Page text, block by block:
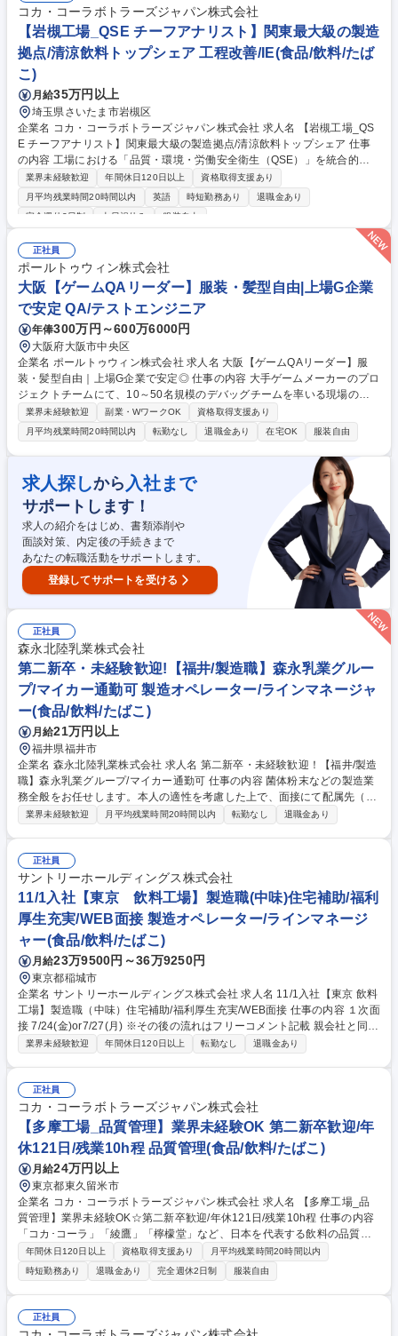
■栽培計画の策定/実行 ■栽培管理(水やり/施肥/病害虫対策等) ■スタッフ管
理/労務管理/教育 ■生産物の品質管理/出荷調整 ■事業運営に関わる管理業
務全般 募集職種 【茨城県筑西市/イチゴ栽培責任者】子会社の実務責任者/
プライム上場
コカ・コーラボトラーズジャパン株式会社
【岩槻工場_QSE チーフアナリスト】関東最大級の製造
拠点/清涼飲料トップシェア 工程改善/IE(食品/飲料/たば
こ)
月給35万円以上
埼玉県さいたま市岩槻区
企業名 コカ・コーラボトラーズジャパン株式会社 求人名 【岩槻工場_QS
E チーフアナリスト】関東最大級の製造拠点/清涼飲料トップシェア 仕事
の内容 工場における「品質・環境・労働安全衛生（QSE）」を統合的に
マネジメントする役割をお任せします。QSE部長の補佐として、拠点全体
の管理体制の統制および改善をリードし、安定した工場運営と継続的なレ
ベル向上 を推進していただきます。 【詳細】■QSEマネジメントの運用リ
運用管理 ■コンプライアンス・法令対応:食品安全、GMP、環境、労働安
全衛生に関する法令対応の実務リード ■品質・安全課題の分析および是正
推進:品質問題や顧客指摘に対する原因分析および是正処置の取りまとめ ■
KPIマネジメント・改善活動の推進■専門性を軸とした組織貢献 募集職種
【岩槻工場_QSE チーフアナリスト】関東最大級の製造拠点/清涼飲料トッ
プシェア
業界未経験歓迎 年間休日120日以上
資格取得支援あり
月平均残業時間20時間以内
英語 時短勤務あり
退職金あり
完全週休2日制
土日祝休み 服装自由
正社員
ポールトゥウィン株式会社
大阪【ゲームQAリーダー】服装・髪型自由|上場G企業
で安定 QA/テストエンジニア
年俸300万円～600万6000円
大阪府大阪市中央区
企業名 ポールトゥウィン株式会社 求人名 大阪【ゲームQAリーダー】服
装・髪型自由｜上場G企業で安定◎ 仕事の内容 大手ゲームメーカーのプロ
ジェクトチームにて、10～50名規模のデバッグチームを率いる現場の司
令塔（リーダー）です。実際のゲームプレイはほぼなく、テスト計画策定
や進捗管理、顧客折衝等の管理業務を担います。 【具体的なミッション】
■チーム牽引:メンバーの育成や指導、適切なタスク配置 ■プロジェクト推
進:テスト計画の策定、見積もり作成、進捗管理、顧客との折衝 ■品質設
計:顧客企業と合意した方針に基づき、最適なテスト実行計画を提案 【入
社後の流れ】入社後はテスター業務を学び、実務知識を身につける研修か
らスタート。その後は先輩リーダーによるOJTでじっくりと業務理解を深
められます。 募集職種 大阪【ゲームQAリーダー】服装・髪型自由｜上場
G企業で安定◎
業界未経験歓迎 副業・WワークOK
資格取得支援あり
月平均残業時間20時間以内
転勤なし 退職金あり 在宅OK 服装自由
求人探しから 入社まで
サポートします！
求人の紹介をはじめ、書類添削や
面談対策、内定後の手続きまで
あなたの転職活動をサポートします。
登録してサポートを受ける
正社員
森永北陸乳業株式会社
第二新卒・未経験歓迎!【福井/製造職】森永乳業グルー
プ/マイカー通勤可 製造オペレーター/ラインマネージャ
ー(食品/飲料/たばこ)
月給21万円以上
福井県福井市
企業名 森永北陸乳業株式会社 求人名 第二新卒・未経験歓迎！【福井/製造
職】森永乳業グループ/マイカー通勤可 仕事の内容 菌体粉末などの製造業
務全般をお任せします。本人の適性を考慮した上で、面接にて配属先（製
造・工務・品質管理のいずれか）を決定します。育成環境が整っており未
職場） ■工務：工場内の排水処理など、製造環境を支える業務 ■品質管
理：製品や原料の検査、製造ラインの衛生環境検査 など 森永乳業グルー
プとして、期待が大きい事業であり、福井工場についても設備の増強を実
施しています。ものづくりに興味のある方、是非お待ちしております！ 募
集職種 第二新卒・未経験歓迎！【福井/製造職】森永乳業グループ/マイカ
ー通勤可
業界未経験歓迎 月平均残業時間20時間以内 転勤なし 退職金あり
正社員
サントリーホールディングス株式会社
11/1入社【東京 飲料工場】製造職(中味)住宅補助/福利
厚生充実/WEB面接 製造オペレーター/ラインマネージ
ャー(食品/飲料/たばこ)
月給23万9500円～36万9250円
東京都稲城市
企業名 サントリーホールディングス株式会社 求人名 11/1入社【東京 飲料
工場】製造職（中味）住宅補助/福利厚生充実/WEB面接 仕事の内容 １次面
接 7/24(金)or7/27(月) ※その後の流れはフリーコメント記載 親会社と同等
の充実した福利厚生で働きやすさ◎ サントリーグループの清涼飲料の製造
など）・品質向上、安全性担保、効率化の改善活動や業務標準化の取組み
※配属はご経験やスキルに応じ選考過程で決定 【キャリア】将来的に、原
動工程（電力・排水等）やエンジニアリング(生産設備の新規導入･設備対
応・保全・技術スタッフ等)といった関連部門へのチャレンジも可能で
す。 募集職種 11/1入社【東京 飲料工場】製造職（中味）住宅補助/福利厚
生充実/WEB面接
業界未経験歓迎 年間休日120日以上 転勤なし 退職金あり
正社員
コカ・コーラボトラーズジャパン株式会社
【多摩工場_品質管理】業界未経験OK 第二新卒歓迎/年
休121日/残業10h程 品質管理(食品/飲料/たばこ)
月給24万円以上
東京都東久留米市
企業名 コカ・コーラボトラーズジャパン株式会社 求人名 【多摩工場_品
質管理】業界未経験OK☆第二新卒歓迎/年休121日/残業10h程 仕事の内容
「コカ･コーラ」「綾鷹」「檸檬堂」など、日本を代表する飲料の品質管
理業務を担っていただきます。個人の頑張りが反映される評価制度、将来
を見据えたキャリア制度が充実しており、モチベーション高く働けます！
＜具体的には＞ ■コカ･コーラ製品の製造における、原材料検査と製造工
程検査、出荷検査に至るまでの品質管理 ■食品安全、法令、KOREおよびI
SO要求事項並びに顧客の要求を満たす品質を順守するためのシステム構
築と継続的改善 など 募集職種 【多摩工場_品質管理】業界未経験OK☆第
年間休日120日以上 資格取得支援あり
月平均残業時間20時間以内
時短勤務あり
退職金あり 完全週休2日制 服装自由
正社員